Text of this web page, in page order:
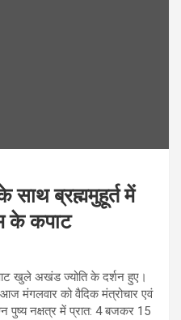
ब्रह्ममुहूर्त में
के कपाट
खुले अखंड ज्योति के दर्शन हुए।
मंगलवार को वैदिक मंत्रोचार एवं
पुष्य नक्षत्र में प्रात: 4 बजकर 15